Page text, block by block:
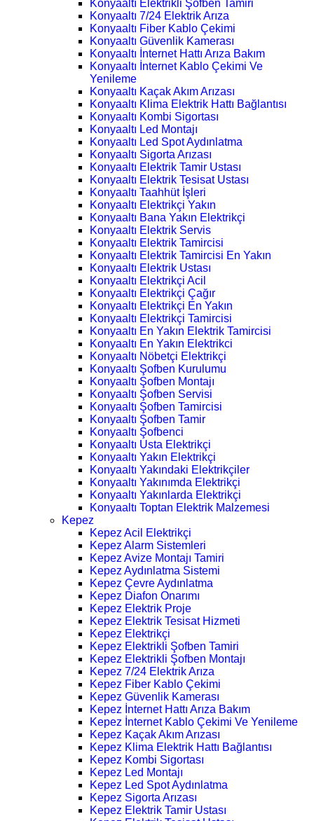
Konyaaltı Elektrikli Şofben Tamiri
Konyaaltı 7/24 Elektrik Arıza
Konyaaltı Fiber Kablo Çekimi
Konyaaltı Güvenlik Kamerası
Konyaaltı İnternet Hattı Arıza Bakım
Konyaaltı İnternet Kablo Çekimi Ve
Yenileme
Konyaaltı Kaçak Akım Arızası
Konyaaltı Klima Elektrik Hattı Bağlantısı
Konyaaltı Kombi Sigortası
Konyaaltı Led Montajı
Konyaaltı Led Spot Aydınlatma
Konyaaltı Sigorta Arızası
Konyaaltı Elektrik Tamir Ustası
Konyaaltı Elektrik Tesisat Ustası
Konyaaltı Taahhüt İşleri
Konyaaltı Elektrikçi Yakın
Konyaaltı Bana Yakın Elektrikçi
Konyaaltı Elektrik Servis
Konyaaltı Elektrik Tamircisi
Konyaaltı Elektrik Tamircisi En Yakın
Konyaaltı Elektrik Ustası
Konyaaltı Elektrikçi Acil
Konyaaltı Elektrikçi Çağır
Konyaaltı Elektrikçi En Yakın
Konyaaltı Elektrikçi Tamircisi
Konyaaltı En Yakın Elektrik Tamircisi
Konyaaltı En Yakın Elektrikci
Konyaaltı Nöbetçi Elektrikçi
Konyaaltı Şofben Kurulumu
Konyaaltı Şofben Montajı
Konyaaltı Şofben Servisi
Konyaaltı Şofben Tamircisi
Konyaaltı Şofben Tamir
Konyaaltı Şofbenci
Konyaaltı Usta Elektrikçi
Konyaaltı Yakın Elektrikçi
Konyaaltı Yakındaki Elektrikçiler
Konyaaltı Yakınımda Elektrikçi
Konyaaltı Yakınlarda Elektrikçi
Konyaaltı Toptan Elektrik Malzemesi
Kepez
Kepez Acil Elektrikçi
Kepez Alarm Sistemleri
Kepez Avize Montajı Tamiri
Kepez Aydınlatma Sistemi
Kepez Çevre Aydınlatma
Kepez Diafon Onarımı
Kepez Elektrik Proje
Kepez Elektrik Tesisat Hizmeti
Kepez Elektrikçi
Kepez Elektrikli Şofben Tamiri
Kepez Elektrikli Şofben Montajı
Kepez 7/24 Elektrik Arıza
Kepez Fiber Kablo Çekimi
Kepez Güvenlik Kamerası
Kepez İnternet Hattı Arıza Bakım
Kepez İnternet Kablo Çekimi Ve Yenileme
Kepez Kaçak Akım Arızası
Kepez Klima Elektrik Hattı Bağlantısı
Kepez Kombi Sigortası
Kepez Led Montajı
Kepez Led Spot Aydınlatma
Kepez Sigorta Arızası
Kepez Elektrik Tamir Ustası